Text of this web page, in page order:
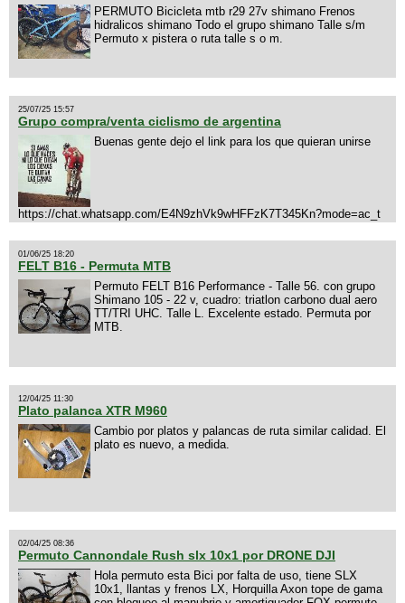
PERMUTO Bicicleta mtb r29 27v shimano Frenos
hidralicos shimano Todo el grupo shimano Talle s/m
Permuto x pistera o ruta talle s o m.
25/07/25 15:57
Grupo compra/venta ciclismo de argentina
Buenas gente dejo el link para los que quieran unirse
https://chat.whatsapp.com/E4N9zhVk9wHFFzK7T345Kn?mode=ac_t
01/06/25 18:20
FELT B16 - Permuta MTB
Permuto FELT B16 Performance - Talle 56. con grupo
Shimano 105 - 22 v, cuadro: triatlon carbono dual aero
TT/TRI UHC. Talle L. Excelente estado. Permuta por
MTB.
12/04/25 11:30
Plato palanca XTR M960
Cambio por platos y palancas de ruta similar calidad. El
plato es nuevo, a medida.
02/04/25 08:36
Permuto Cannondale Rush slx 10x1 por DRONE DJI
Hola permuto esta Bici por falta de uso, tiene SLX
10x1, llantas y frenos LX, Horquilla Axon tope de gama